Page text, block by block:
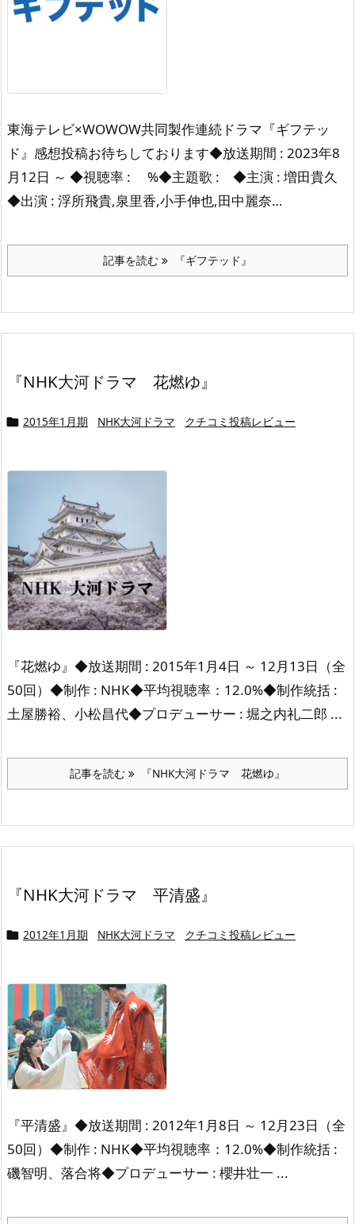
東海テレビ×WOWOW共同製作連続ドラマ『ギフテッ
ド』感想投稿お待ちしております◆放送期間 : 2023年8
月12日 ～ ◆視聴率 : %◆主題歌 : ◆主演 : 増田貴久
◆出演 : 浮所飛貴,泉里香,小手伸也,田中麗奈…
記事を読む 『ギフテッド』
『NHK大河ドラマ 花燃ゆ』
 2015年1月期 NHK大河ドラマ クチコミ投稿レビュー
『花燃ゆ』 ◆放送期間 : 2015年1月4日 ～ 12月13日
（全
50回） ◆制作 : NHK◆平均視聴率：12.0%◆制作統括 :
土屋勝裕、小松昌代◆プロデューサー : 堀之内礼二郎 ...
記事を読む 『NHK大河ドラマ 花燃ゆ』
『NHK大河ドラマ 平清盛』
 2012年1月期 NHK大河ドラマ クチコミ投稿レビュー
『平清盛』 ◆放送期間 : 2012年1月8日 ～ 12月23日
（全
50回） ◆制作 : NHK◆平均視聴率：12.0%◆制作統括 :
磯智明、落合将◆プロデューサー : 櫻井壮一 ...